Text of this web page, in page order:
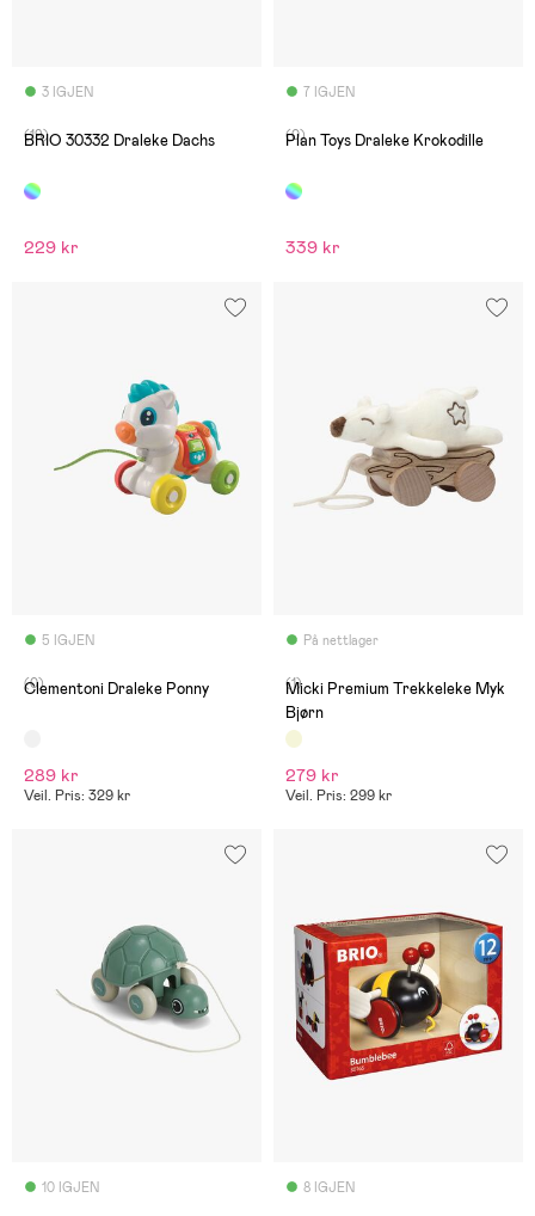
3 IGJEN
(19)
BRIO 30332 Draleke Dachs
229 kr
7 IGJEN
(0)
Plan Toys Draleke Krokodille
339 kr
5 IGJEN
(0)
Clementoni Draleke Ponny
289 kr
Veil. Pris: 329 kr
På nettlager
(1)
Micki Premium Trekkeleke Myk
Bjørn
279 kr
Veil. Pris: 299 kr
10 IGJEN 8 IGJEN